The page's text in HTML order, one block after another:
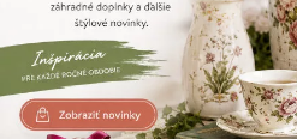
32,10 €
45,84€